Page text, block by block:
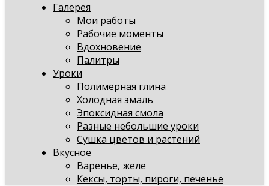
Галерея
Мои работы
Рабочие моменты
Вдохновение
Палитры
Уроки
Полимерная глина
Холодная эмаль
Эпоксидная смола
Разные небольшие уроки
Сушка цветов и растений
Вкусное
Варенье, желе
Кексы, торты, пироги, печенье